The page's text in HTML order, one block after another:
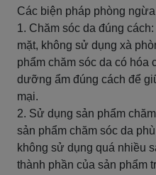
Các biện pháp phòng
1. Chăm sóc da đúng
mặt, không sử dụng xà
phẩm chăm sóc da có hóa
dưỡng ẩm đúng cách để
mại.
2. Sử dụng sản phẩm
sản phẩm chăm sóc da
không sử dụng quá nhiều
thành phần của sản phẩm